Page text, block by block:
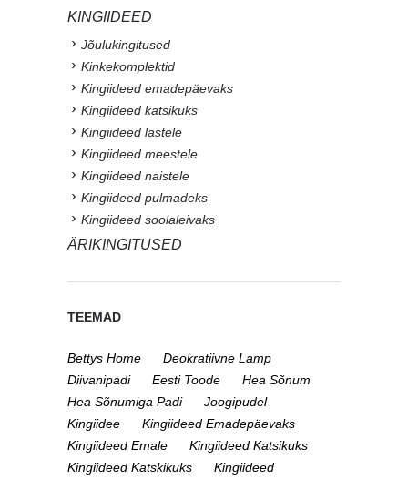
KINGIIDEED
Jõulukingitused
Kinkekomplektid
Kingiideed emadepäevaks
Kingiideed katsikuks
Kingiideed lastele
Kingiideed meestele
Kingiideed naistele
Kingiideed pulmadeks
Kingiideed soolaleivaks
ÄRIKINGITUSED
TEEMAD
Bettys Home
Deokratiivne Lamp
Diivanipadi
Eesti Toode
Hea Sõnum
Hea Sõnumiga Padi
Joogipudel
Kingiidee
Kingiideed Emadepäevaks
Kingiideed Emale
Kingiideed Katsikuks
Kingiideed Katskikuks
Kingiideed